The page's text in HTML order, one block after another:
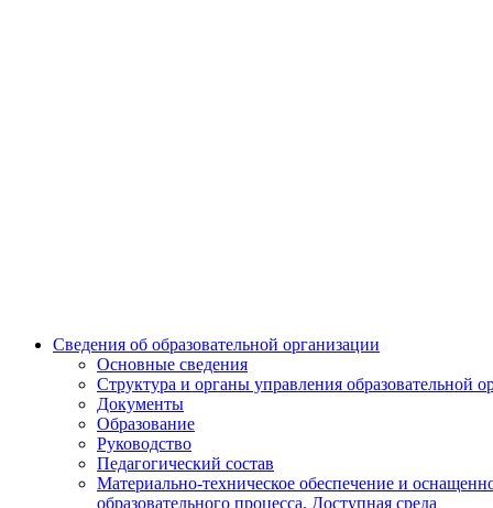
Сведения об образовательной организации
Основные сведения
Структура и органы управления образовательной
Документы
Образование
Руководство
Педагогический состав
Материально-техническое обеспечение и
образовательного процесса. Доступная среда